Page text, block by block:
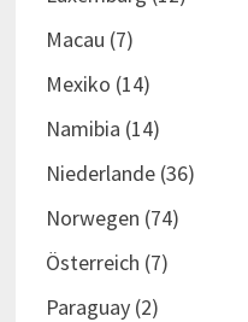
Macau (7)
Mexiko (14)
Namibia (14)
Niederlande(36)
Norwegen (74)
Österreich (7)
Paraguay(2)